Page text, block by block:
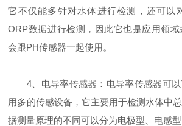
它不仅能多针对水体进行检测，还可以
ORP数据进行检测，因此它也是应用领
会跟PH传感器一起使用。
4、电导率传感器：电导率传感器可以
用多的传感设备，它主要用于检测水体中
据测量原理的不同可以分为电极型、电感型